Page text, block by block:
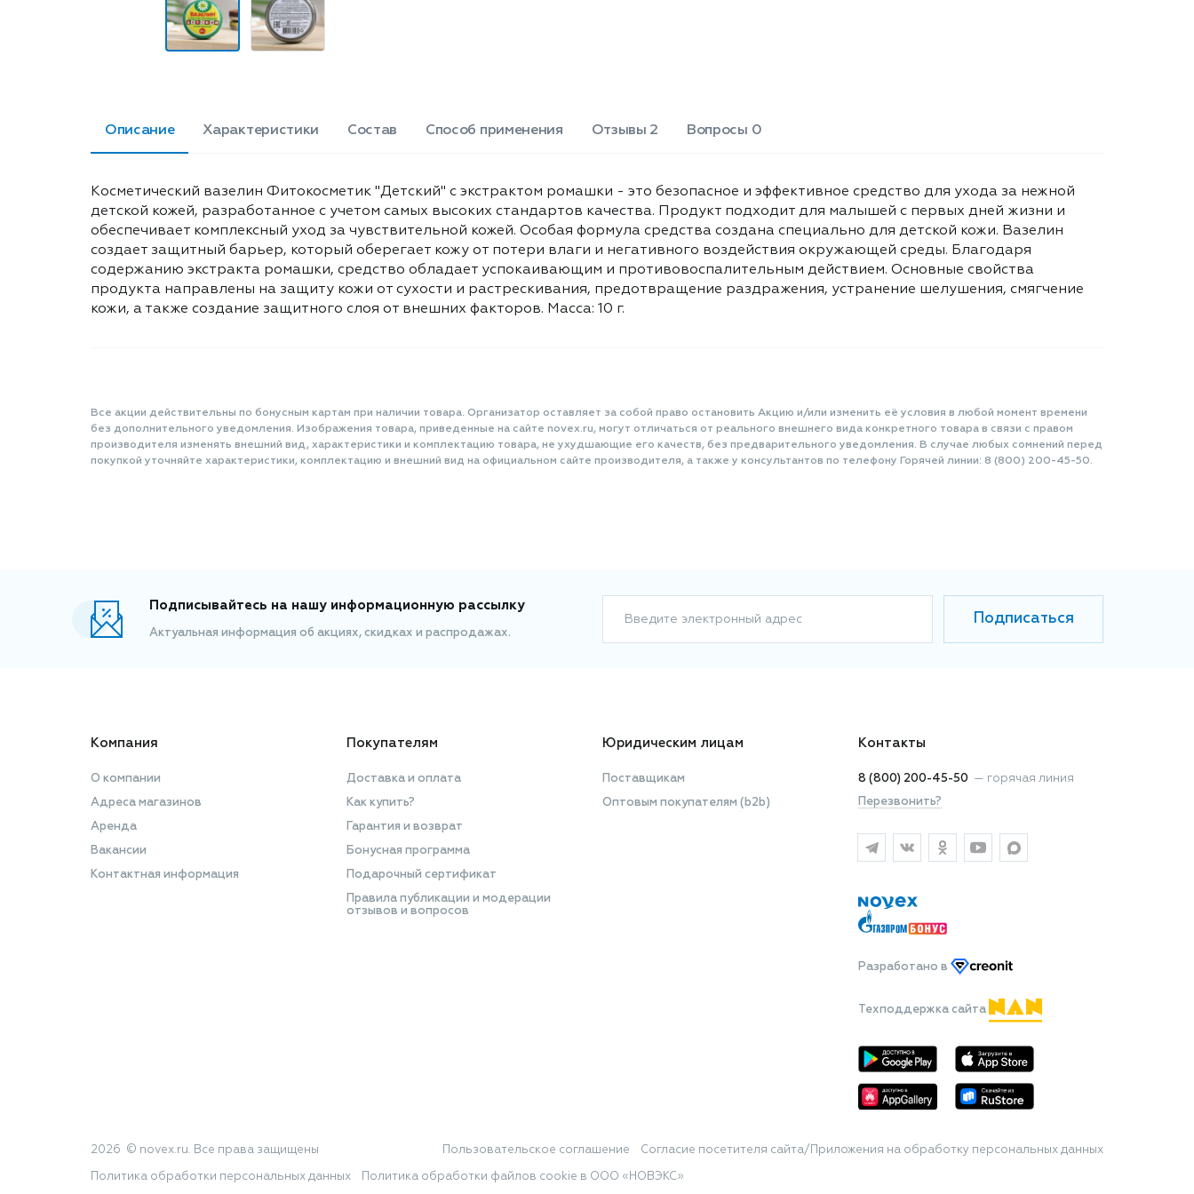
кожи, а также создание защитного
Описание Характеристики Состав Способ применения Отзывы 2 Вопросы 0
Косметический вазелин Фитокосметик "Детский" с экстрактом ромашки - это безопасное и эффективное средство для ухода за нежной
детской кожей, разработанное с учетом самых высоких стандартов качества. Продукт подходит для малышей с первых дней жизни и
обеспечивает комплексный уход за чувствительной кожей. Особая формула средства создана специально для детской кожи. Вазелин
создает защитный барьер, который оберегает кожу от потери влаги и негативного воздействия окружающей среды. Благодаря
содержанию экстракта ромашки, средство обладает успокаивающим и противовоспалительным действием. Основные свойства
продукта направлены на защиту кожи от сухости и растрескивания, предотвращение раздражения, устранение шелушения, смягчение
кожи, а также создание защитного слоя от внешних факторов. Масса: 10 г.
Все акции действительны по бонусным картам при наличии товара. Организатор оставляет за собой право остановить Акцию и/или изменить её условия в любой момент времени
без дополнительного уведомления. Изображения товара, приведенные на сайте novex.ru, могут отличаться от реального внешнего вида конкретного товара в связи с правом
производителя изменять внешний вид, характеристики и комплектацию товара, не ухудшающие его качеств, без предварительного уведомления. В случае любых сомнений перед
покупкой уточняйте характеристики, комплектацию и внешний вид на официальном сайте производителя, а также у консультантов по телефону Горячей линии: 8 (800) 200-45-50.
Подписывайтесь на нашу информационную рассылку
Актуальная информация об акциях, скидках и распродажах.
Введите электронный адрес Подписаться
Компания
О компании
Адреса магазинов
Аренда
Вакансии
Контактная информация
Покупателям
Доставка и оплата
Как купить?
Гарантия и возврат
Бонусная программа
Подарочный сертификат
Правила публикации и модерации
отзывов и вопросов
Юридическим лицам
Поставщикам
Оптовым покупателям (b2b)
Контакты
8 (800) 200-45-50 — горячая линия
Перезвонить?
Разработано в
Техподдержка сайта
2026 © novex.ru. Все права защищены Пользовательское соглашение Согласие посетителя сайта/Приложения на обработку персональных данных
Политика обработки персональных данных Политика обработки файлов cookie в ООО «НОВЭКС»